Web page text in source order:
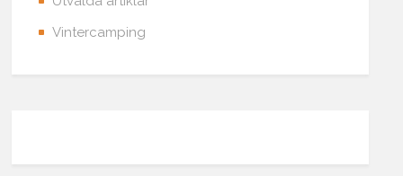
Vintercamping